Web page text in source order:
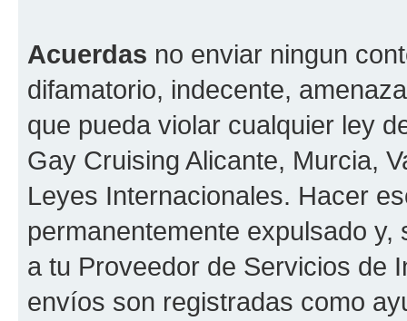
Acuerdas no enviar ningun
difamatorio, indecente,
que pueda violar cualquier ley
Gay Cruising Alicante, Murcia,
Leyes Internacionales. Hacer
permanentemente expulsado
a tu Proveedor de Servicios de
envíos son registradas como